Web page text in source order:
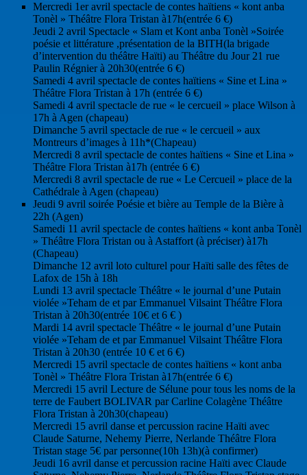
Mercredi 1er avril spectacle de contes haïtiens « kont anba
Tonèl » Théâtre Flora Tristan à17h(entrée 6 €)
Jeudi 2 avril Spectacle « Slam et Kont anba Tonèl »Soirée
poésie et littérature ,présentation de la BITH(la brigade
d’intervention du théâtre Haïti) au Théâtre du Jour 21 rue
Paulin Régnier à 20h30(entrée 6 €)
Samedi 4 avril spectacle de contes haïtiens « Sine et Lina »
Théâtre Flora Tristan à 17h (entrée 6 €)
Samedi 4 avril spectacle de rue « le cercueil » place Wilson à
17h à Agen (chapeau)
Dimanche 5 avril spectacle de rue « le cercueil » aux
Montreurs d’images à 11h*(Chapeau)
Mercredi 8 avril spectacle de contes haïtiens « Sine et Lina »
Théâtre Flora Tristan à17h (entrée 6 €)
Mercredi 8 avril spectacle de rue « Le Cercueil » place de la
Cathédrale à Agen (chapeau)
Jeudi 9 avril soirée Poésie et bière au Temple de la Bière à
22h (Agen)
Samedi 11 avril spectacle de contes haïtiens « kont anba Tonèl
» Théâtre Flora Tristan ou à Astaffort (à préciser) à17h
(Chapeau)
Dimanche 12 avril loto culturel pour Haïti salle des fêtes de
Lafox de 15h à 18h
Lundi 13 avril spectacle Théâtre « le journal d’une Putain
violée »Teham de et par Emmanuel Vilsaint Théâtre Flora
Tristan à 20h30(entrée 10€ et 6 € )
Mardi 14 avril spectacle Théâtre « le journal d’une Putain
violée »Teham de et par Emmanuel Vilsaint Théâtre Flora
Tristan à 20h30 (entrée 10 € et 6 €)
Mercredi 15 avril spectacle de contes haïtiens « kont anba
Tonèl » Théâtre Flora Tristan à17h(entrée 6 €)
Mercredi 15 avril Lecture de Sélune pour tous les noms de la
terre de Faubert BOLIVAR par Carline Colagène Théâtre
Flora Tristan à 20h30(chapeau)
Mercredi 15 avril danse et percussion racine Haïti avec
Claude Saturne, Nehemy Pierre, Nerlande Théâtre Flora
Tristan stage 5€ par personne(10h 13h)(à confirmer)
Jeudi 16 avril danse et percussion racine Haïti avec Claude